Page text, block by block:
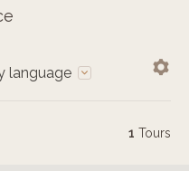
language
1 Tours